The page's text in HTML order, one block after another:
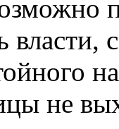
власти,
не